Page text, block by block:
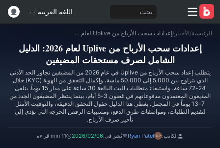
بحث اللغة العربية /
الرئيسية/الأخبار / إعدادات سحب الأرباح من Uplive لعام 2026: الدليل الشامل لصرف مستحقات المضيفين
إعدادات سحب الأرباح من Uplive لعام 2026: الدليل
الشامل لصرف مستحقات المضيفين
يتطلب إعداد سحب الأرباح من Uplive في عام 2026 من المضيفين تجاوز الحد الأدنى
الذي يتراوح بين 5,000 إلى 50,000 ماسة، وإكمال التحقق من الهوية (KYC) خلال
24-72 ساعة، واستيفاء متطلبات البث البالغة 30 ساعة على مدار 15 يوماً. يتلقى
المذيعون المعتمدون مدفوعاتهم في غضون 3-5 أيام، بينما ينتظر المضيفون الجدد من
7-13 يوماً في المجمل. يغطي هذا الدليل حقول التحقق الدقيقة، والتوقيت الأمثل
لتقديم الطلبات، ومواصفات طرق الدفع، ومسببات الرفض الحرجة التي تؤدي إلى
تأخير صرف الأرباح.
الكاتب: Ryan Patel نُشر في:2026/02/06 11 min قراءة